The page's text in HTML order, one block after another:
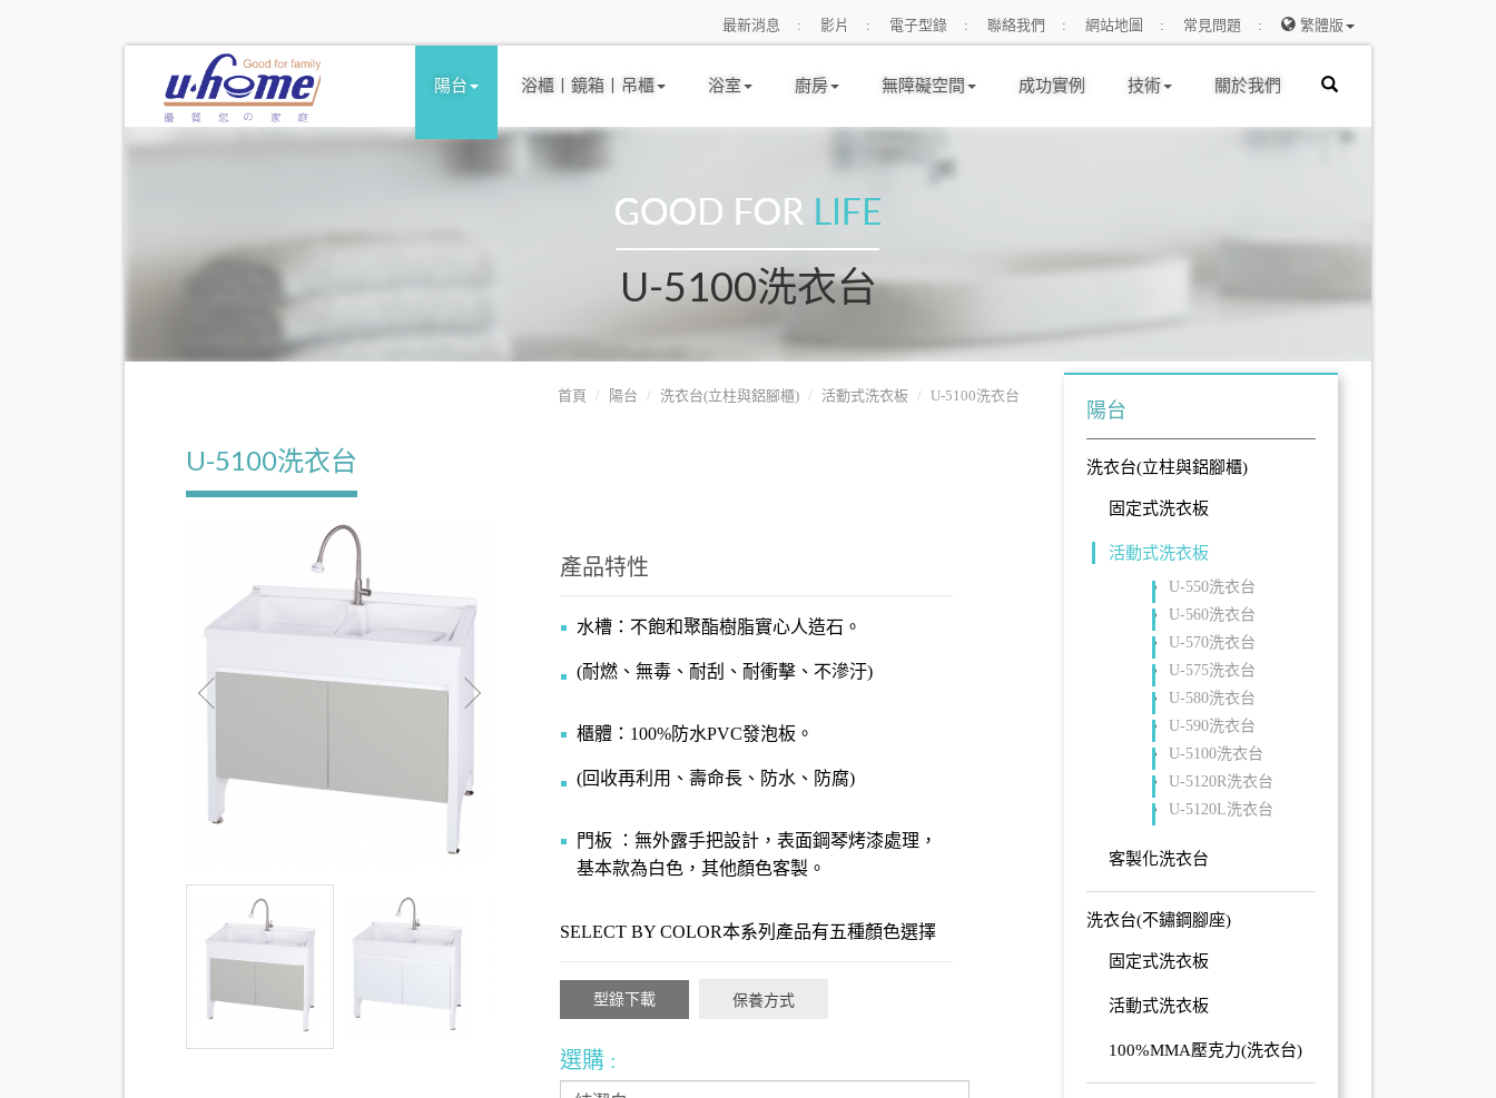
最新消息 影片 電子型錄 聯絡我們 網站地圖 常見問題 繁體版
陽台 浴櫃丨鏡箱丨吊櫃 浴室 廚房 無障礙空間 成功實例 技術 關於我們
U-5100洗衣台
首頁 陽台 洗衣台(立柱與鋁腳櫃) 活動式洗衣板 U-5100洗衣台
U-5100洗衣台
產品特性
水槽：不飽和聚酯樹脂實心人造石。
(耐燃、無毒、耐刮、耐衝擊、不滲汙)
櫃體：100%防水PVC發泡板。
(回收再利用、壽命長、防水、防腐)
門板 ：無外露手把設計，表面鋼琴烤漆處理，
基本款為白色，其他顏色客製。
SELECT BY COLOR本系列產品有五種顏色選擇
型錄下載 保養方式
選購 :
陽台
洗衣台(立柱與鋁腳櫃)
固定式洗衣板
活動式洗衣板
U-550洗衣台
U-560洗衣台
U-570洗衣台
U-575洗衣台
U-580洗衣台
U-590洗衣台
U-5100洗衣台
U-5120R洗衣台
U-5120L洗衣台
客製化洗衣台
洗衣台(不鏽鋼腳座)
固定式洗衣板
活動式洗衣板
100%MMA壓克力(洗衣台)